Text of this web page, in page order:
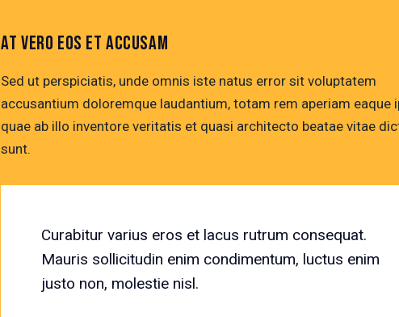
AT VERO EOS ET ACCUSAM
Sed ut perspiciatis, unde omnis iste natus error sit voluptatem
accusantium doloremque laudantium, totam rem aperiam eaque
quae ab illo inventore veritatis et quasi architecto beatae vitae
sunt.
Curabitur varius eros et lacus rutrum consequat.
Mauris sollicitudin enim condimentum, luctus enim
justo non, molestie nisl.